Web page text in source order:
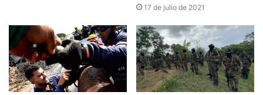
17 de julio de 2021